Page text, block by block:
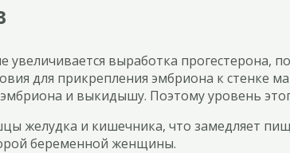
увеличивается выработка
для прикрепления эмбриона к стенке
и выкидышу. Поэтому уровень
желудка и кишечника, что замедляет
беременной женщины.